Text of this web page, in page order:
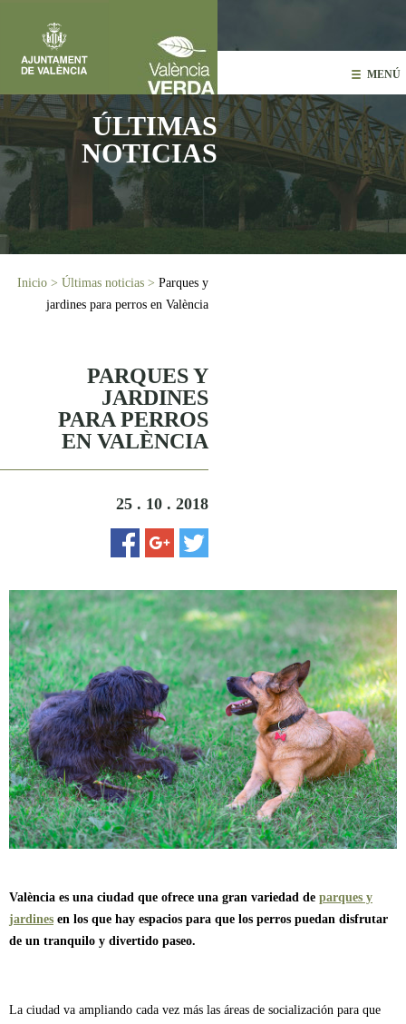
MENÚ
ÚLTIMAS
NOTICIAS
Usted está aquí
Inicio > Últimas noticias > Parques y
jardines para perros en València
PARQUES Y
JARDINES
PARA PERROS
EN VALÈNCIA
25 . 10 . 2018
València es una ciudad que ofrece una gran variedad de parques y
jardines en los que hay espacios para que los perros puedan disfrutar
de un tranquilo y divertido paseo.
La ciudad va ampliando cada vez más las áreas de socialización para que